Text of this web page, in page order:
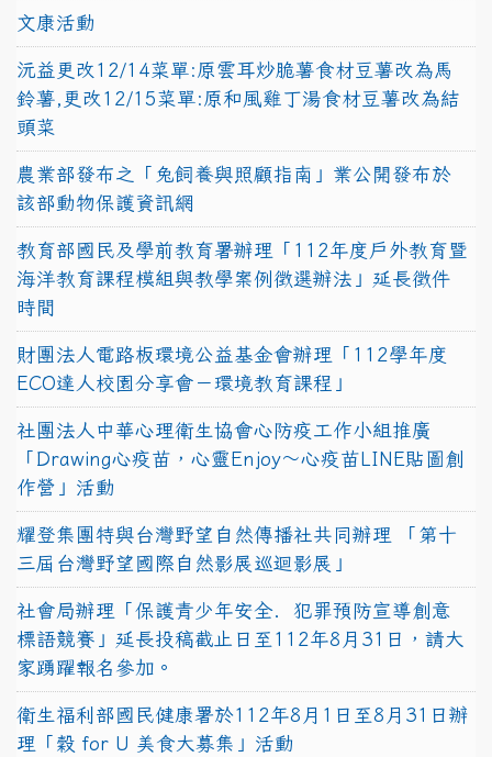
文康活動
沅益更改12/14菜單:原雲耳炒脆薯食材豆薯改為馬
鈴薯,更改12/15菜單:原和風雞丁湯食材豆薯改為結
頭菜
農業部發布之「兔飼養與照顧指南」業公開發布於
該部動物保護資訊網
教育部國民及學前教育署辦理「112年度戶外教育暨
海洋教育課程模組與教學案例徵選辦法」延長徵件
時間
財團法人電路板環境公益基金會辦理「112學年度
ECO達人校園分享會－環境教育課程」
社團法人中華心理衛生協會心防疫工作小組推廣
「Drawing心疫苗，心靈Enjoy〜心疫苗LINE貼圖創
作營」活動
耀登集團特與台灣野望自然傳播社共同辦理 「第十
三屆台灣野望國際自然影展巡迴影展」
社會局辦理「保護青少年安全．犯罪預防宣導創意
標語競賽」延長投稿截止日至112年8月31日，請大
家踴躍報名參加。
衛生福利部國民健康署於112年8月1日至8月31日辦
理「穀 for U 美食大募集」活動